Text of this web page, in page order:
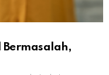
Bermasalah,